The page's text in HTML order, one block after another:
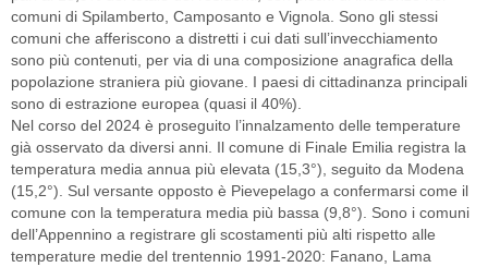
comuni di Spilamberto, Camposanto e Vignola. Sono gli stessi
comuni che afferiscono a distretti i cui dati sull’invecchiamento
sono più contenuti, per via di una composizione anagrafica della
popolazione straniera più giovane. I paesi di cittadinanza principali
sono di estrazione europea (quasi il 40%).
Nel corso del 2024 è proseguito l’innalzamento delle temperature
già osservato da diversi anni. Il comune di Finale Emilia registra la
temperatura media annua più elevata (15,3°), seguito da Modena
(15,2°). Sul versante opposto è Pievepelago a confermarsi come il
comune con la temperatura media più bassa (9,8°). Sono i comuni
dell’Appennino a registrare gli scostamenti più alti rispetto alle
temperature medie del trentennio 1991-2020: Fanano, Lama